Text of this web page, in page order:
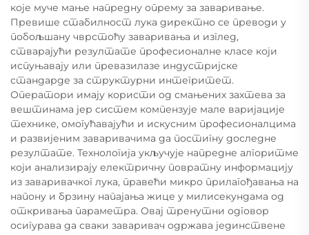
које муче мање напредну опрему за заваривање.
Превише стабилност лука директно се преводи у
побољшану чврстоћу заваривања и изглед,
стварајући резултате професионалне класе који
испуњавају или превазилазе индустријске
стандарде за структурни интегритет.
Оператори имају користи од смањених захтева за
вештинама јер систем компензује мале варијације
технике, омогућавајући и искусним професионалцима
и развијеним заваривачима да постигну доследне
резултате. Технологија укључује напредне алгоритме
који анализирају електричну повратну информацију
из заваривачког лука, правећи микро прилагођавања на
напону и брзину напајања жице у милисекундама од
откривања параметра. Овај тренутни одговор
осигурава да сваки заваривач одржава јединствене